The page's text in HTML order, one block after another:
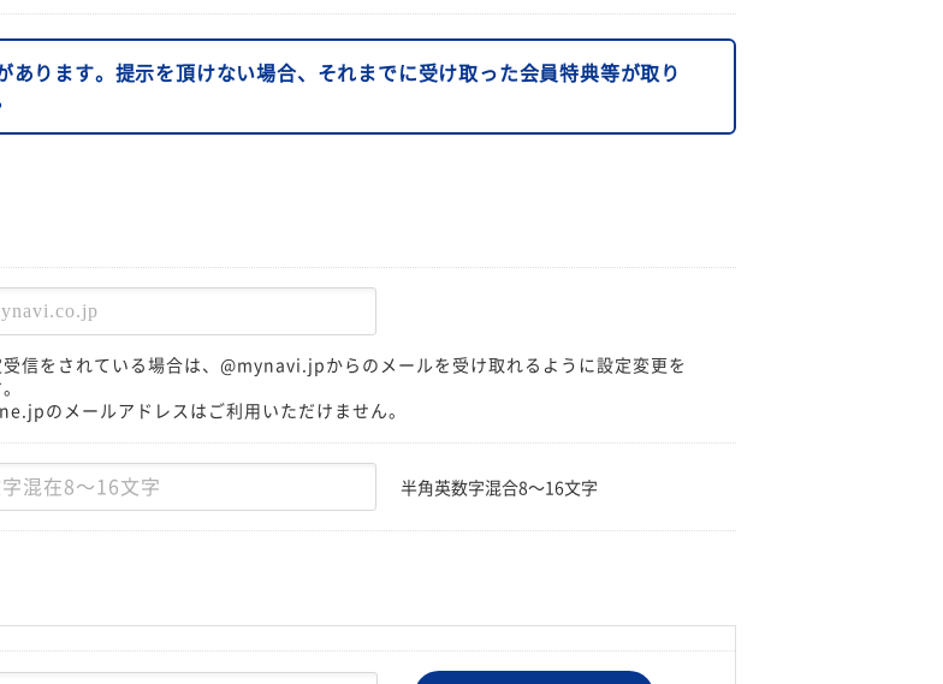
ります。提示を頂けない場合、それまでに受け取った会員特典等が取り
受信をされている場合は、@mynavi.jpからのメールを受け取れるように設定変更を
のメールアドレスはご利用いただけません。
半角英数字混合8〜16文字